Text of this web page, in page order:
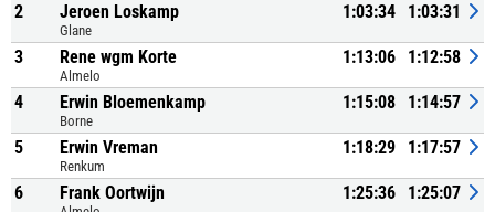
2 Jeroen Loskamp
Glane
1:03:34 1:03:31
3 Rene wgm Korte
Almelo
1:13:06 1:12:58
4 Erwin Bloemenkamp
Borne
1:15:08 1:14:57
5 Erwin Vreman
Renkum
1:18:29 1:17:57
6 Frank Oortwijn 1:25:36 1:25:07